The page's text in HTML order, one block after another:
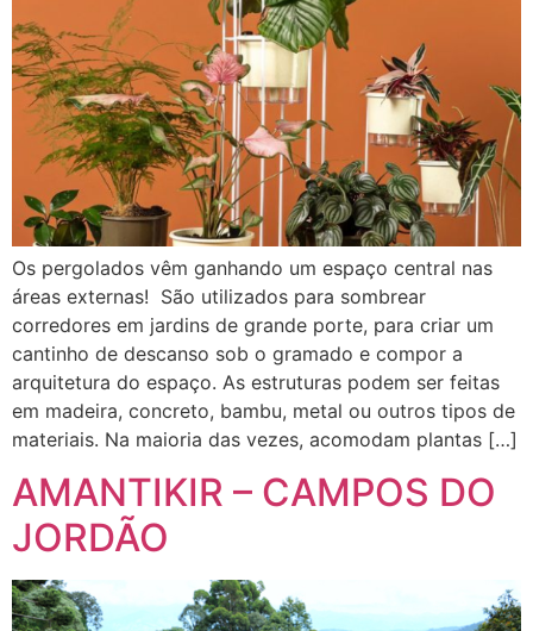
Os pergolados vêm ganhando um espaço central nas
áreas externas! São utilizados para sombrear
corredores em jardins de grande porte, para criar um
cantinho de descanso sob o gramado e compor a
arquitetura do espaço. As estruturas podem ser feitas
em madeira, concreto, bambu, metal ou outros tipos de
materiais. Na maioria das vezes, acomodam plantas […]
AMANTIKIR – CAMPOS DO
JORDÃO